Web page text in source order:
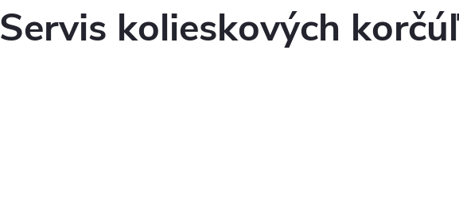
Servis kolieskových korčúľ